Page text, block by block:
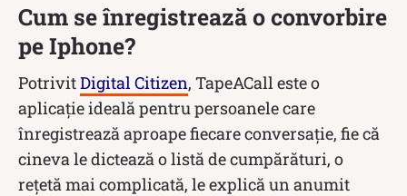
Cum se înregistrează o convorbire
pe Iphone?
PotrivitDigital Citizen, TapeACall este o
aplicație ideală pentru persoanele care
înregistrează aproape fiecare conversație, fie că
cineva le dictează o listă de cumpărături, o
rețetă mai complicată, le explică un anumit